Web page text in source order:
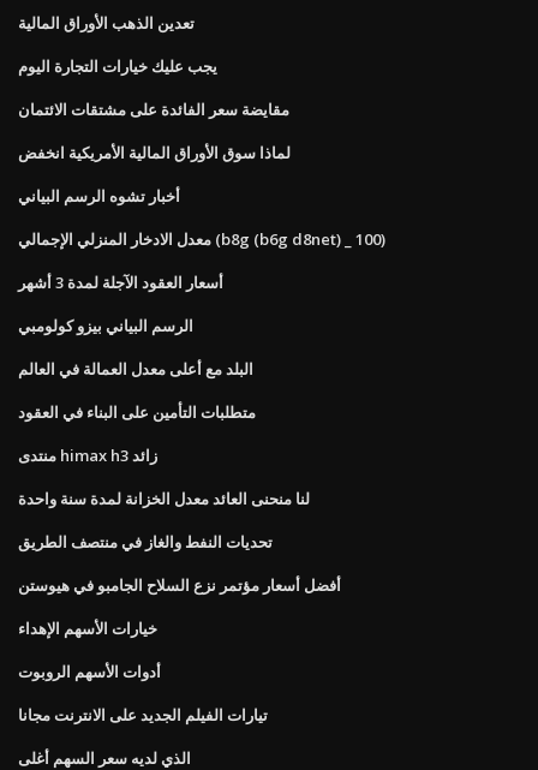
تعدين الذهب الأوراق المالية
يجب عليك خيارات التجارة اليوم
مقايضة سعر الفائدة على مشتقات الائتمان
لماذا سوق الأوراق المالية الأمريكية انخفض
أخبار تشوه الرسم البياني
معدل الادخار المنزلي الإجمالي (b8g (b6g d8net) _ 100)
أسعار العقود الآجلة لمدة 3 أشهر
الرسم البياني بيزو كولومبي
البلد مع أعلى معدل العمالة في العالم
متطلبات التأمين على البناء في العقود
منتدى himax h3 زائد
لنا منحنى العائد معدل الخزانة لمدة سنة واحدة
تحديات النفط والغاز في منتصف الطريق
أفضل أسعار مؤتمر نزع السلاح الجامبو في هيوستن
خيارات الأسهم الإهداء
أدوات الأسهم الروبوت
تيارات الفيلم الجديد على الانترنت مجانا
الذي لديه سعر السهم أغلى